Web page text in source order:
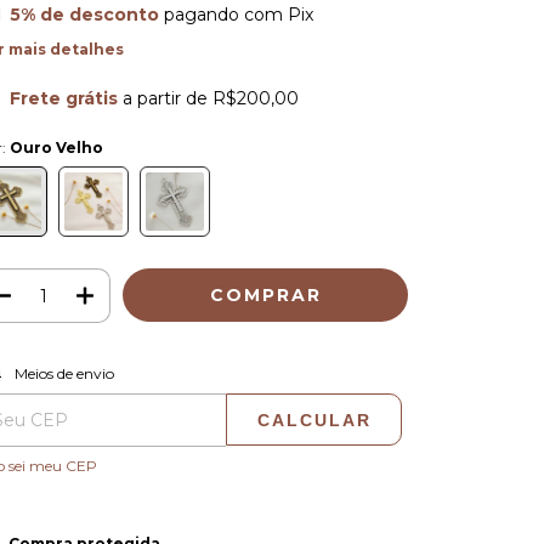
5% de descontopagando com Pix
mais detalhes
Frete grátis a partir de R$200,00
Ouro Velho
para o CEP:
Meios de envio
CALCULAR
sei meu CEP